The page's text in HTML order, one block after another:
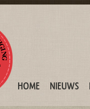
HOME NIEUWS